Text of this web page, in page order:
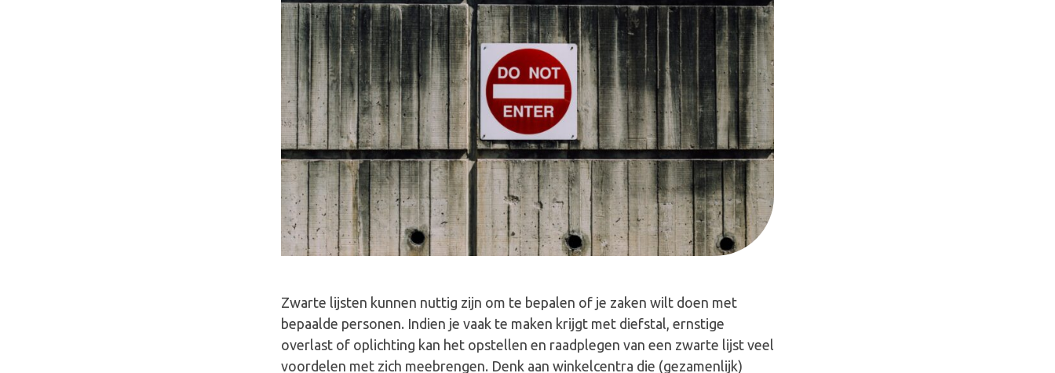
Zwarte lijsten kunnen nuttig zijn om te bepalen of je zaken wilt doen met
bepaalde personen. Indien je vaak te maken krijgt met diefstal, ernstige
overlast of oplichting kan het opstellen en raadplegen van een zwarte lijst veel
voordelen met zich meebrengen. Denk aan winkelcentra die (gezamenlijk)